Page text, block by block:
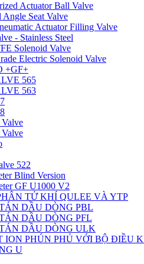
Actuator Ball Valve
Angle Seat Valve
Actuator Filling Valve
- Stainless Steel
Solenoid Valve
Electric Solenoid Valve
+GF+
565
563
522
Blind Version
GF U1000 V2
TỬ KHÍ QULEE VÀ YTP
DẦU DÒNG PBL
DẦU DÒNG PFL
DẦU DÒNG ULK
ION PHÚN PHỦ VỚI BỘ ĐIỀU
U